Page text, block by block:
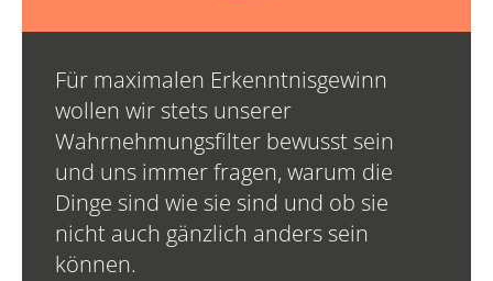
Für maximalen Erkenntnisgewinn
wollen wir stets unserer
Wahrnehmungsfilter bewusst sein
und uns immer fragen, warum die
Dinge sind wie sie sind und ob sie
nicht auch gänzlich anders sein
können.